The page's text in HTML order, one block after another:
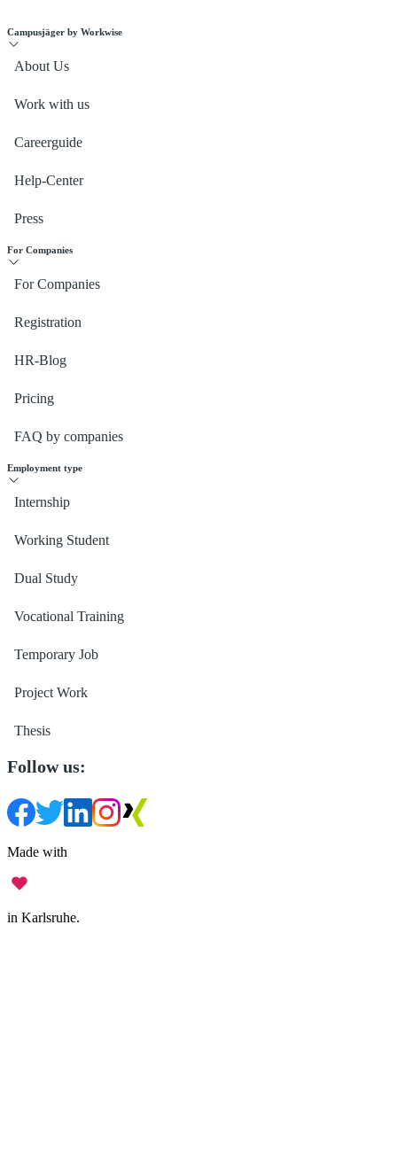
Campusjäger by Workwise
About Us
Work with us
Careerguide
Help-Center
Press
For Companies
For Companies
Registration
HR-Blog
Pricing
FAQ by companies
Employment type
Internship
Working Student
Dual Study
Vocational Training
Temporary Job
Project Work
Thesis
Follow us:
Made with
in Karlsruhe.